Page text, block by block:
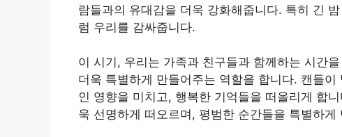
람들과의 유대감을 더욱 강화해줍니다. 특히 긴
럼 우리를 감싸줍니다.
이 시기, 우리는 가족과 친구들과 함께하는 시간
더욱 특별하게 만들어주는 역할을 합니다. 캔들
인 영향을 미치고, 행복한 기억들을 떠올리게 합
욱 선명하게 떠오르며, 평범한 순간들을 특별하게